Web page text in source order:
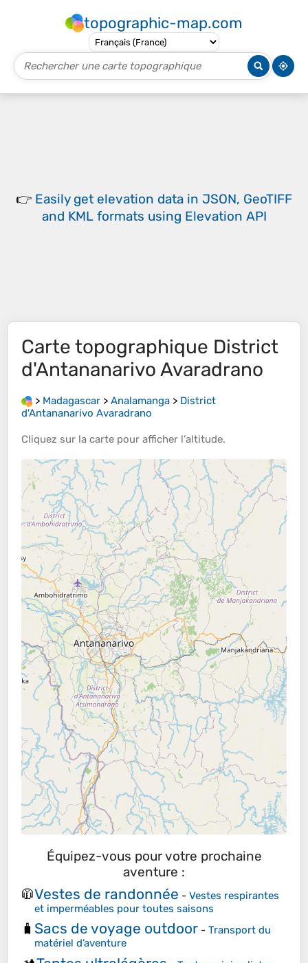
topographic-map.com
👉 Easily get elevation data in JSON, GeoTIFF
and KML formats using Elevation API
Carte topographique District
d'Antananarivo Avaradrano
> Madagascar > Analamanga > District
d'Antananarivo Avaradrano
Cliquez sur la carte pour afficher l’altitude.
Équipez-vous pour votre prochaine
aventure :
🧥Vestes de randonnée - Vestes respirantes
et imperméables pour toutes saisons
🧳 Sacs de voyage outdoor - Transport du
matériel d’aventure